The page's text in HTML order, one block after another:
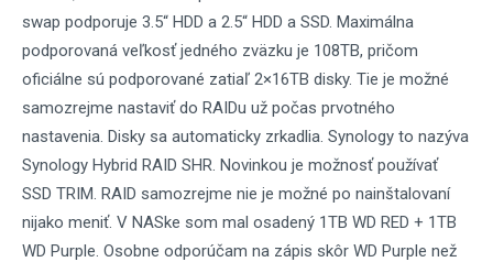
swap podporuje 3.5“ HDD a 2.5“ HDD a SSD. Maximálna
podporovaná veľkosť jedného zväzku je 108TB, pričom
oficiálne sú podporované zatiaľ 2×16TB disky. Tie je možné
samozrejme nastaviť do RAIDu už počas prvotného
nastavenia. Disky sa automaticky zrkadlia. Synology to nazýva
Synology Hybrid RAID SHR. Novinkou je možnosť používať
SSD TRIM. RAID samozrejme nie je možné po nainštalovaní
nijako meniť. V NASke som mal osadený 1TB WD RED + 1TB
WD Purple. Osobne odporúčam na zápis skôr WD Purple než